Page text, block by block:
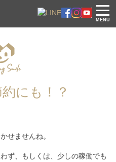
MENU
にも！？
せませんね。
ず、もしくは、少しの稼働でも